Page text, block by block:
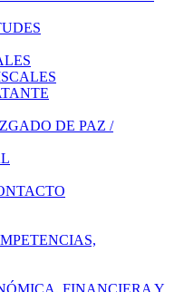
DE PAZ /
FINANCIERA Y